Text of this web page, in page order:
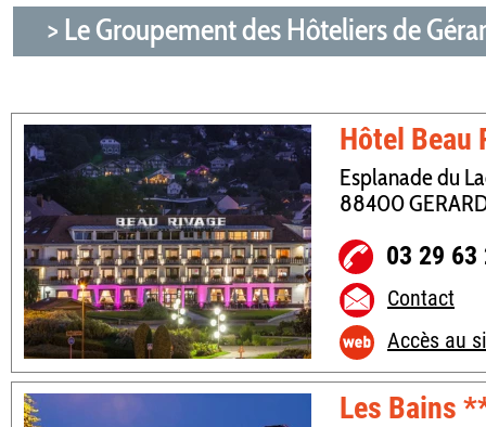
> Le Groupement des Hôteliers de
03 29 63
Accès au
Hôtel
Esplanade du
88400
Contact
Les Bains